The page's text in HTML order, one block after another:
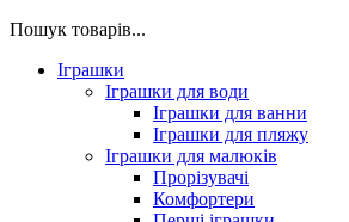
Пошук товарів...
Іграшки
Іграшки для води
Іграшки для ванни
Іграшки для пляжу
Іграшки для малюків
Прорізувачі
Комфортери